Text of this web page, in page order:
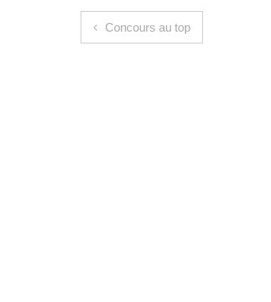
Navigation de l’article
Concours au top